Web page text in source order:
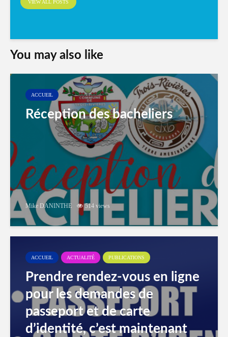
VIEW ALL POSTS
You may also like
ACCUEIL
Réception des bacheliers
Mike DANINTHE 514 views
ACCUEIL ACTUALITÉ PUBLICATIONS
Prendre rendez-vous en ligne
pour les demandes de
passeport et de carte
d’identité, c’est maintenant